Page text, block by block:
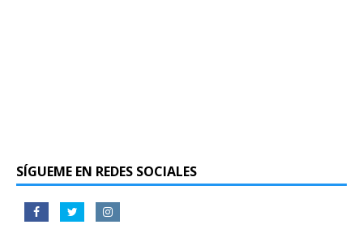
SÍGUEME EN REDES SOCIALES